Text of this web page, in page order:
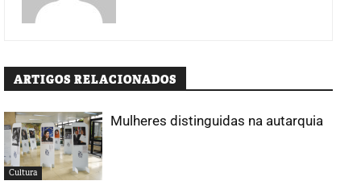
ARTIGOS RELACIONADOS
Cultura
Mulheres distinguidas na autarquia